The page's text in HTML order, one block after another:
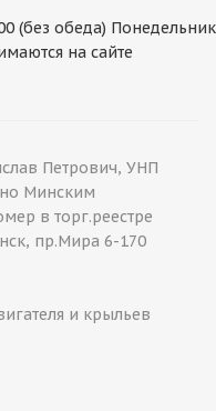
(без обеда) Понедельник
на сайте
Петрович, УНП
Минским
в торг.реестре
пр.Мира 6-170
и крыльев